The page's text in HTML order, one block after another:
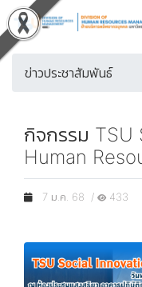
ข่าวประชาสัมพันธ์
กิจกรรม TSU
Human
7 ม.ค. 68 / 433